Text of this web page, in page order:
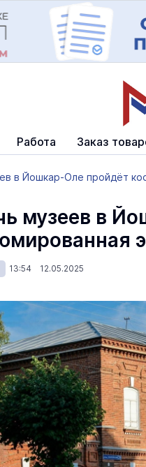
Работа Заказ
в Йошкар-Оле пройдёт
музеев в
13:54 12.05.2025